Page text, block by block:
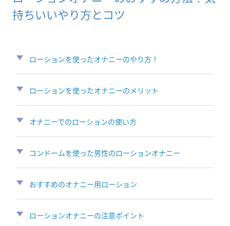
持ちいいやり方とコツ
ローションを使ったオナニーのやり方！
ローションを使ったオナニーのメリット
オナニーでのローションの使い方
コンドームを使った男性のローションオナニー
おすすめのオナニー用ローション
ローションオナニーの注意ポイント